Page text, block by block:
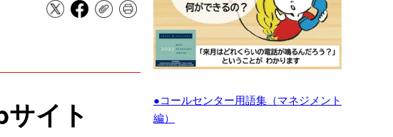
イト
●コールセンター用語集（マネジメント
編）